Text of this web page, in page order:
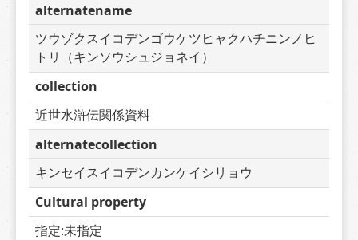
alternatename
ツウゾクスイコデンゴウケツヒャクハチニンノヒ
トリ（キンソウシュジョネイ）
collection
近世水滸伝関係資料
alternatecollection
キンセイスイコデンカンケイシリョウ
Cultural property
指定:未指定